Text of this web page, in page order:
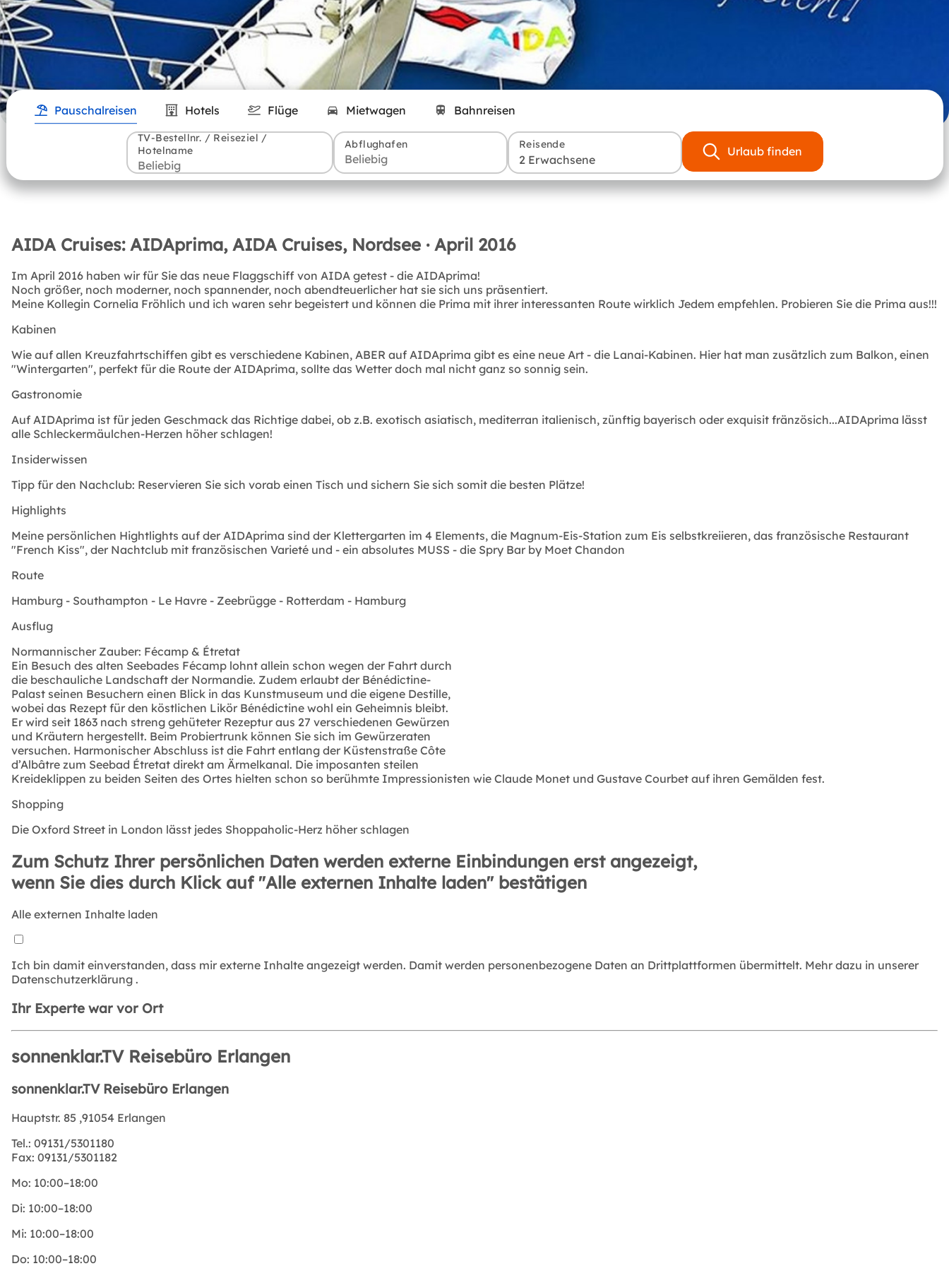
Pauschalreisen Hotels Flüge Mietwagen Bahnreisen
TV-Bestellnr. / Reiseziel /
Hotelname
Abflughafen Reisende
2 Erwachsene
Urlaub finden
AIDA Cruises: AIDAprima, AIDA Cruises, Nordsee · April 2016
Im April 2016 haben wir für Sie das neue Flaggschiff von AIDA getest - die AIDAprima!
Noch größer, noch moderner, noch spannender, noch abendteuerlicher hat sie sich uns präsentiert.
Meine Kollegin Cornelia Fröhlich und ich waren sehr begeistert und können die Prima mit ihrer interessanten Route wirklich Jedem empfehlen. Probieren Sie die Prima aus!!!
Kabinen
Wie auf allen Kreuzfahrtschiffen gibt es verschiedene Kabinen, ABER auf AIDAprima gibt es eine neue Art - die Lanai-Kabinen. Hier hat man zusätzlich zum Balkon, einen
"Wintergarten", perfekt für die Route der AIDAprima, sollte das Wetter doch mal nicht ganz so sonnig sein.
Gastronomie
Auf AIDAprima ist für jeden Geschmack das Richtige dabei, ob z.B. exotisch asiatisch, mediterran italienisch, zünftig bayerisch oder exquisit fränzösich...AIDAprima lässt
alle Schleckermäulchen-Herzen höher schlagen!
Insiderwissen
Tipp für den Nachclub: Reservieren Sie sich vorab einen Tisch und sichern Sie sich somit die besten Plätze!
Highlights
Meine persönlichen Hightlights auf der AIDAprima sind der Klettergarten im 4 Elements, die Magnum-Eis-Station zum Eis selbstkreiieren, das französische Restaurant
"French Kiss", der Nachtclub mit französischen Varieté und - ein absolutes MUSS - die Spry Bar by Moet Chandon
Route
Hamburg - Southampton - Le Havre - Zeebrügge - Rotterdam - Hamburg
Ausflug
Normannischer Zauber: Fécamp & Étretat
Ein Besuch des alten Seebades Fécamp lohnt allein schon wegen der Fahrt durch
die beschauliche Landschaft der Normandie. Zudem erlaubt der Bénédictine-
Palast seinen Besuchern einen Blick in das Kunstmuseum und die eigene Destille,
wobei das Rezept für den köstlichen Likör Bénédictine wohl ein Geheimnis bleibt.
Er wird seit 1863 nach streng gehüteter Rezeptur aus 27 verschiedenen Gewürzen
und Kräutern hergestellt. Beim Probiertrunk können Sie sich im Gewürzeraten
versuchen. Harmonischer Abschluss ist die Fahrt entlang der Küstenstraße Côte
d’Albâtre zum Seebad Étretat direkt am Ärmelkanal. Die imposanten steilen
Kreideklippen zu beiden Seiten des Ortes hielten schon so berühmte Impressionisten wie Claude Monet und Gustave Courbet auf ihren Gemälden fest.
Shopping
Die Oxford Street in London lässt jedes Shoppaholic-Herz höher schlagen
Zum Schutz Ihrer persönlichen Daten werden externe Einbindungen erst angezeigt,
wenn Sie dies durch Klick auf "Alle externen Inhalte laden" bestätigen
Alle externen Inhalte laden
Ich bin damit einverstanden, dass mir externe Inhalte angezeigt werden. Damit werden personenbezogene Daten an Drittplattformen übermittelt. Mehr dazu in unserer
Datenschutzerklärung .
Ihr Experte war vor Ort
sonnenklar.TV Reisebüro Erlangen
sonnenklar.TV Reisebüro Erlangen
Hauptstr. 85 ,91054 Erlangen
Tel.: 09131/5301180
Fax: 09131/5301182
Mo: 10:00–18:00
Di: 10:00–18:00
Mi: 10:00–18:00
Do: 10:00–18:00